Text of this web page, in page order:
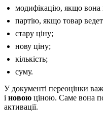
модифікацію, якщо вона
партію, якщо товар
стару ціну;
нову ціну;
кількість;
суму.
У документі переоцінки
і новою ціною. Саме вона
активації.